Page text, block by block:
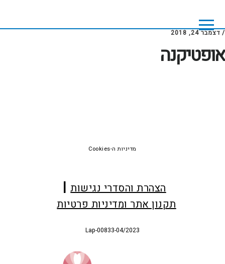
main
content
footer
/ דצמבר 24, 2018
אופטיקנה
הצהרת והסדרי נגישות
תקנון אתר ומדיניות פרטיות
Lap-00833-04/2023
מדיניות ה-Cookies